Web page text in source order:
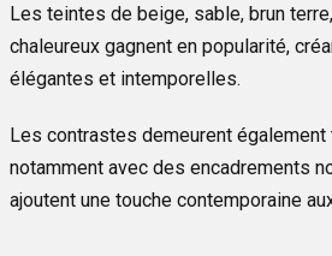
Les teintes de beige, sable, brun
chaleureux gagnent en popularité,
élégantes et intemporelles.
Les contrastes demeurent
notamment avec des encadrements
ajoutent une touche contemporaine